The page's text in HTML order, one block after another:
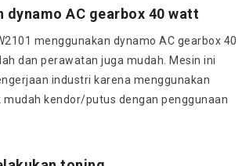
dynamo AC gearbox 40 watt
menggunakan dynamo AC gearbox 40
dan perawatan juga mudah. Mesin ini
industri karena menggunakan
kendor/putus dengan penggunaan